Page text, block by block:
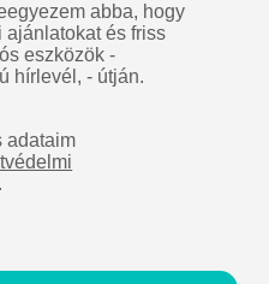
abba, hogy
ajánlatokat és friss
eszközök -
hírlevél, - útján.
adataim